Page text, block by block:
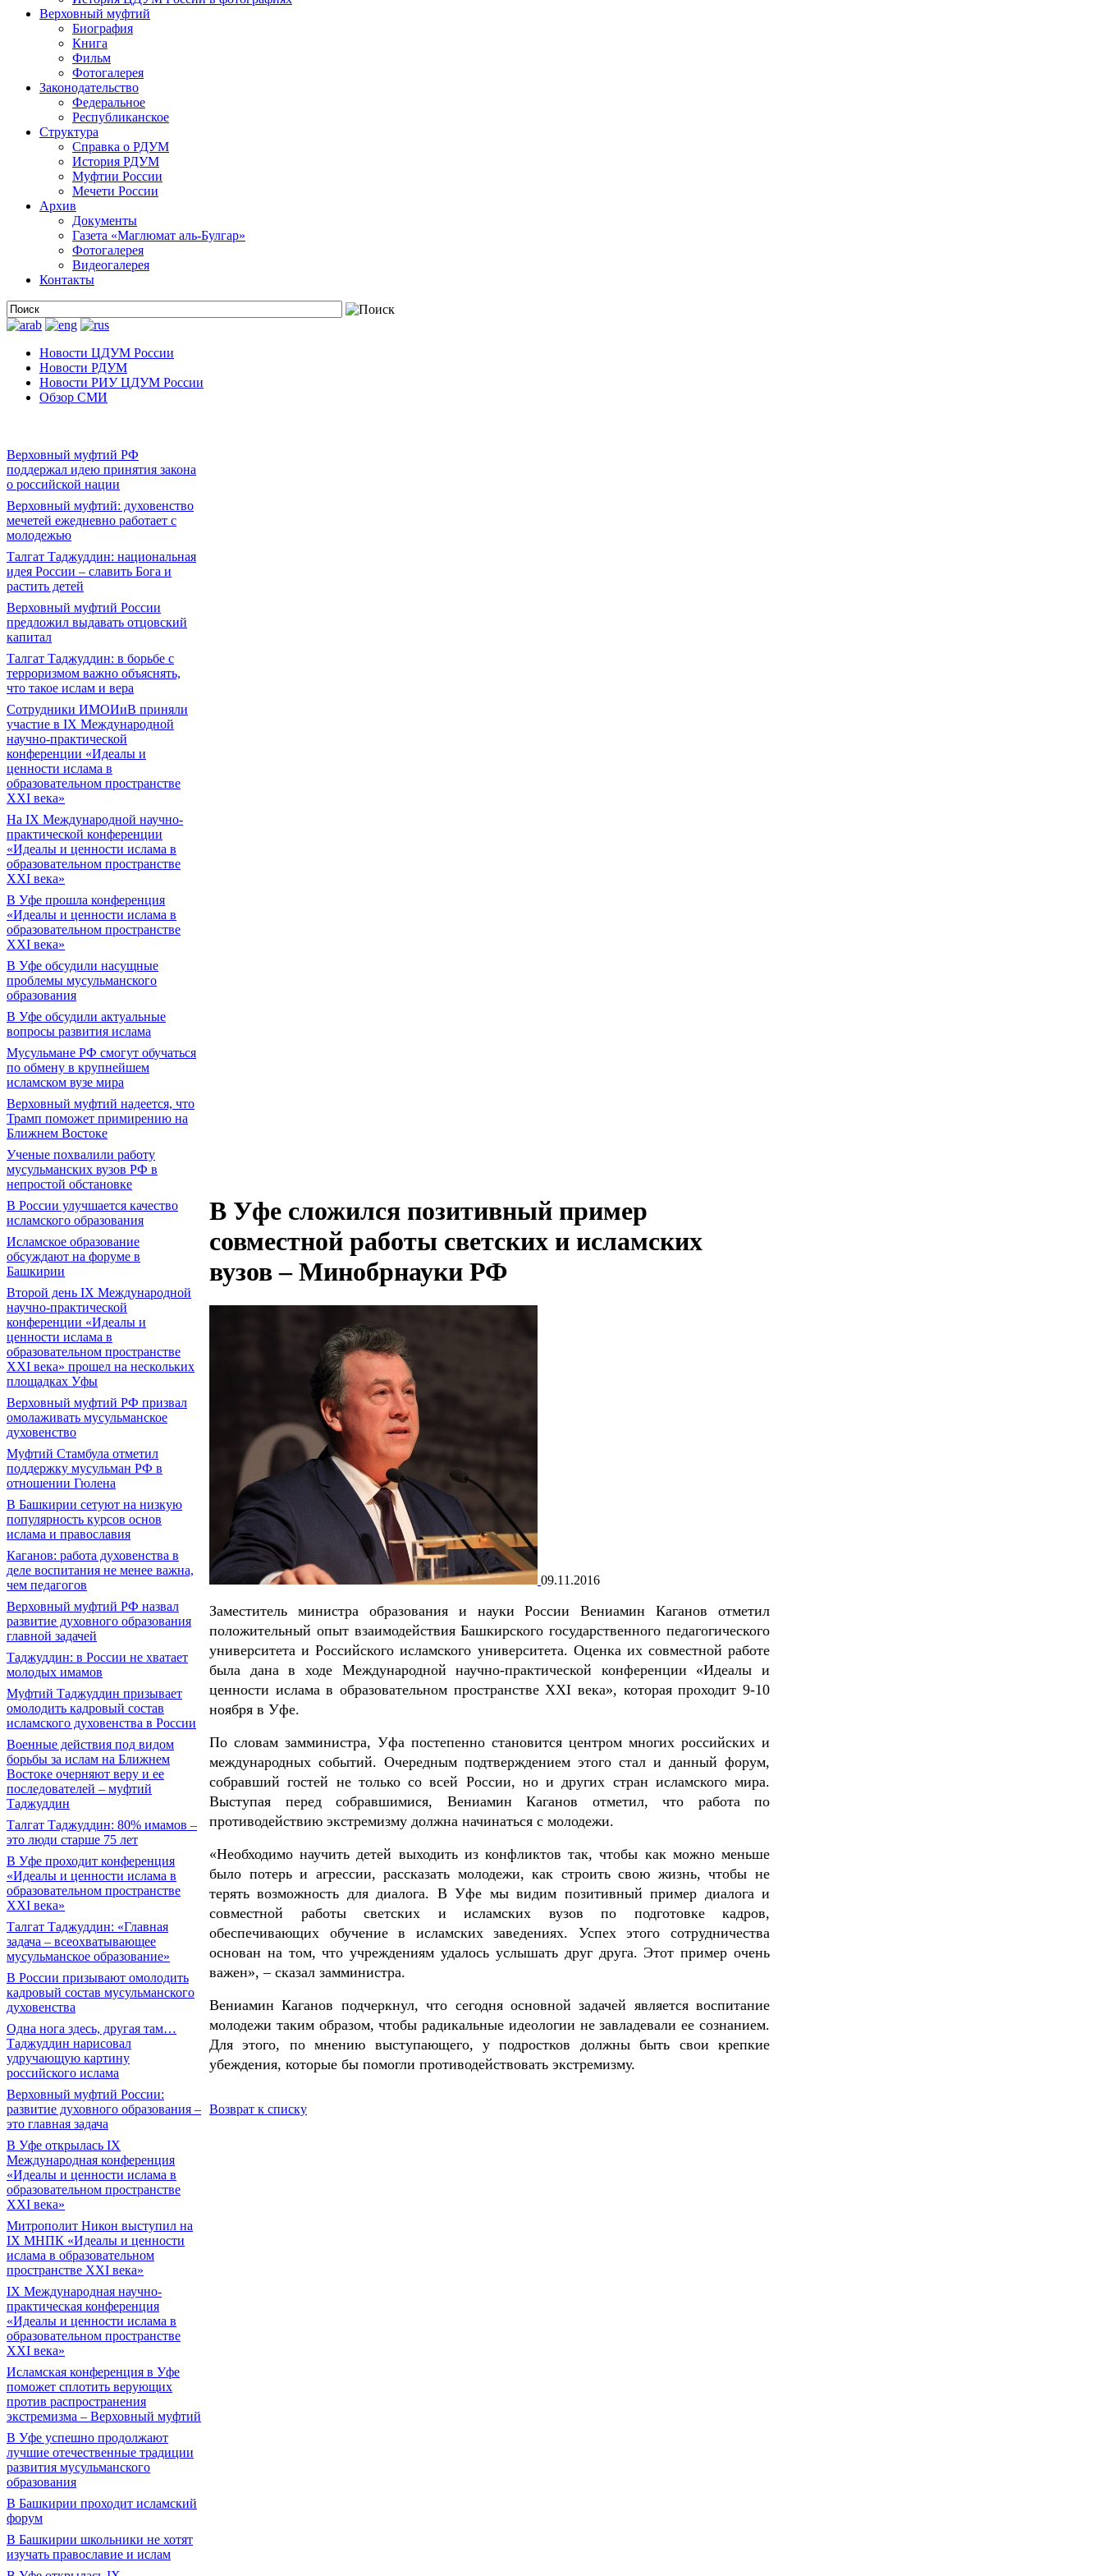
Верховный муфтий
Биография
Книга
Фильм
Фотогалерея
Законодательство
Федеральное
Республиканское
Структура
Справка о РДУМ
История РДУМ
Муфтии России
Мечети России
Архив
Документы
Газета «Маглюмат аль-Булгар»
Фотогалерея
Видеогалерея
Контакты
Новости ЦДУМ России
Новости РДУМ
Новости РИУ ЦДУМ России
Обзор СМИ
Верховный муфтий РФ
поддержал идею принятия закона
о российской нации
Верховный муфтий: духовенство
мечетей ежедневно работает с
молодежью
Талгат Таджуддин: национальная
идея России – славить Бога и
растить детей
Верховный муфтий России
предложил выдавать отцовский
капитал
Талгат Таджуддин: в борьбе с
терроризмом важно объяснять,
что такое ислам и вера
Сотрудники ИМОИиВ приняли
участие в IX Международной
научно-практической
конференции «Идеалы и
ценности ислама в
образовательном пространстве
XXI века»
На IX Международной научно-
практической конференции
«Идеалы и ценности ислама в
образовательном пространстве
XXI века»
В Уфе прошла конференция
«Идеалы и ценности ислама в
образовательном пространстве
XXI века»
В Уфе обсудили насущные
проблемы мусульманского
образования
В Уфе обсудили актуальные
вопросы развития ислама
Мусульмане РФ смогут обучаться
по обмену в крупнейшем
исламском вузе мира
Верховный муфтий надеется, что
Трамп поможет примирению на
Ближнем Востоке
Ученые похвалили работу
мусульманских вузов РФ в
непростой обстановке
В России улучшается качество
исламского образования
Исламское образование
обсуждают на форуме в
Башкирии
Второй день IX Международной
научно-практической
конференции «Идеалы и
ценности ислама в
образовательном пространстве
XXI века» прошел на нескольких
площадках Уфы
Верховный муфтий РФ призвал
омолаживать мусульманское
духовенство
Муфтий Стамбула отметил
поддержку мусульман РФ в
отношении Гюлена
В Башкирии сетуют на низкую
популярность курсов основ
ислама и православия
Каганов: работа духовенства в
деле воспитания не менее важна,
чем педагогов
Верховный муфтий РФ назвал
развитие духовного образования
главной задачей
Таджуддин: в России не хватает
молодых имамов
Муфтий Таджуддин призывает
омолодить кадровый состав
исламского духовенства в России
Военные действия под видом
борьбы за ислам на Ближнем
Востоке очерняют веру и ее
последователей – муфтий
Таджуддин
Талгат Таджуддин: 80% имамов –
это люди старше 75 лет
В Уфе проходит конференция
«Идеалы и ценности ислама в
образовательном пространстве
XXI века»
Талгат Таджуддин: «Главная
задача – всеохватывающее
мусульманское образование»
В России призывают омолодить
кадровый состав мусульманского
духовенства
Одна нога здесь, другая там…
Таджуддин нарисовал
удручающую картину
российского ислама
Верховный муфтий России:
развитие духовного образования –
это главная задача
В Уфе открылась IX
Международная конференция
«Идеалы и ценности ислама в
образовательном пространстве
XXI века»
Митрополит Никон выступил на
IX МНПК «Идеалы и ценности
ислама в образовательном
пространстве XXI века»
IX Международная научно-
практическая конференция
«Идеалы и ценности ислама в
образовательном пространстве
XXI века»
Исламская конференция в Уфе
поможет сплотить верующих
против распространения
экстремизма – Верховный муфтий
В Уфе успешно продолжают
лучшие отечественные традиции
развития мусульманского
образования
В Башкирии проходит исламский
форум
В Башкирии школьники не хотят
изучать православие и ислам
В Уфе сложился позитивный пример
совместной работы светских и исламских
вузов – Минобрнауки РФ
09.11.2016
Заместитель министра образования и науки России Вениамин Каганов отметил
положительный опыт взаимодействия Башкирского государственного педагогического
университета и Российского исламского университета. Оценка их совместной работе
была дана в ходе Международной научно-практической конференции «Идеалы и
ценности ислама в образовательном пространстве XXI века», которая проходит 9-10
ноября в Уфе.
По словам замминистра, Уфа постепенно становится центром многих российских и
международных событий. Очередным подтверждением этого стал и данный форум,
собравший гостей не только со всей России, но и других стран исламского мира.
Выступая перед собравшимися, Вениамин Каганов отметил, что работа по
противодействию экстремизму должна начинаться с молодежи.
«Необходимо научить детей выходить из конфликтов так, чтобы как можно меньше
было потерь и агрессии, рассказать молодежи, как строить свою жизнь, чтобы не
терять возможность для диалога. В Уфе мы видим позитивный пример диалога и
совместной работы светских и исламских вузов по подготовке кадров,
обеспечивающих обучение в исламских заведениях. Успех этого сотрудничества
основан на том, что учреждениям удалось услышать друг друга. Этот пример очень
важен», – сказал замминистра.
Вениамин Каганов подчеркнул, что сегодня основной задачей является воспитание
молодежи таким образом, чтобы радикальные идеологии не завладевали ее сознанием.
Для этого, по мнению выступающего, у подростков должны быть свои крепкие
убеждения, которые бы помогли противодействовать экстремизму.
Возврат к списку